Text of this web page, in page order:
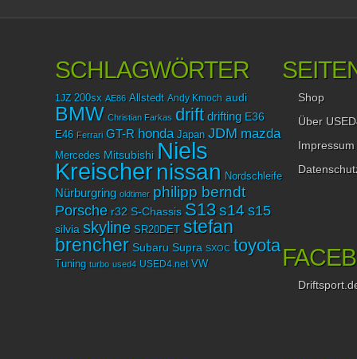
SCHLAGWÖRTER
1JZ 200sx AE86 Allstedt Andy Kmoch audi
BMW Christian Farkas drift drifting E36
E46 Ferrari GT-R honda Japan JDM mazda
Mercedes Mitsubishi Niels
Kreischer nissan Nordschleife
Nürburgring oldtimer philipp berndt
Porsche r32 S-Chassis S13 s14 s15
silvia skyline SR20DET stefan
brencher Subaru Supra SXOC toyota
Tuning turbo used4 USED4.net VW
Shop
Über
Impressum